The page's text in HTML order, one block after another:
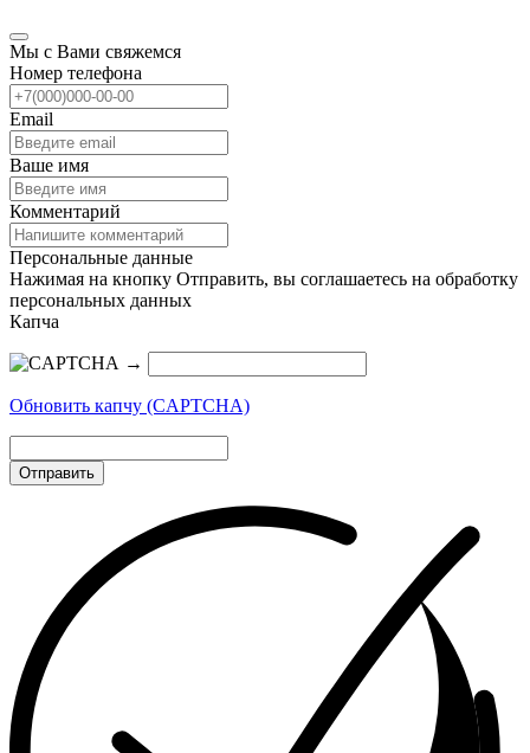
Мы с Вами свяжемся
Номер телефона
Email
Ваше имя
Комментарий
Персональные данные
Нажимая на кнопку Отправить, вы соглашаетесь на обработку
персональных данных
Капча
→
Обновить капчу (CAPTCHA)
Отправить